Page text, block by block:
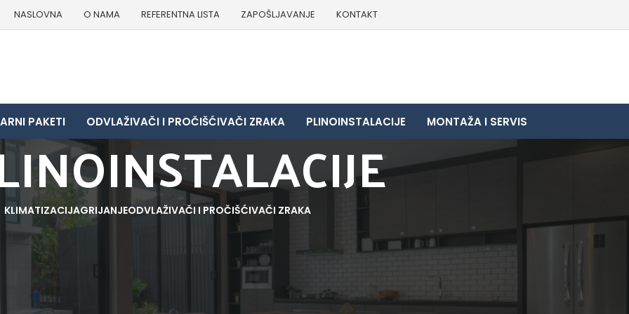
NASLOVNA O NAMA REFERENTNA LISTA ZAPOŠLJAVANJE KONTAKT
PAKETI ODVLAŽIVAČI I PROČIŠĆIVAČI ZRAKA PLINOINSTALACIJE MONTAŽA I SERVIS
KLIMATIZACIJAGRIJANJEODVLAŽIVAČI I PROČIŠĆIVAČI ZRAKA
proizvodi koji odgovaraju vašem odabiru.